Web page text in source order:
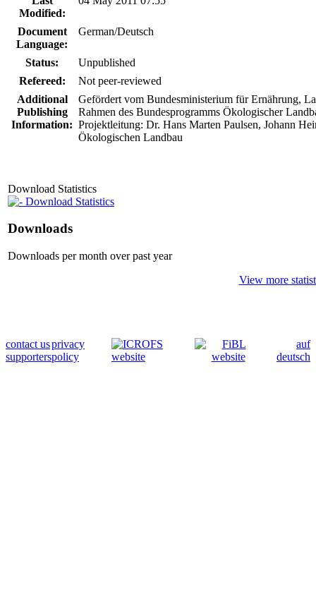
Modified:
Document
Language:
German/Deutsch
Status:
Unpublished
Refereed:
Not peer-reviewed
Additional
Publishing
Information:
Gefördert vom Bundesministerium für Ernährung,
Rahmen des Bundesprogramms Ökologischer
Projektleitung: Dr. Hans Marten Paulsen, Johann
Ökologischen Landbau
Download Statistics
Download Statistics
Downloads
Downloads per month over past year
View more
contact us
supporters
privacy
policy
auf
deutsch